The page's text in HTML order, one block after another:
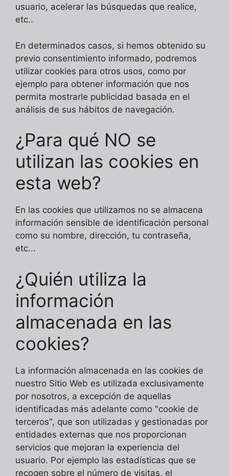
usuario, acelerar las búsquedas que realice,
etc..
En determinados casos, si hemos obtenido su
previo consentimiento informado, podremos
utilizar cookies para otros usos, como por
ejemplo para obtener información que nos
permita mostrarle publicidad basada en el
análisis de sus hábitos de navegación.
¿Para qué NO se
utilizan las cookies en
esta web?
En las cookies que utilizamos no se almacena
información sensible de identificación personal
como su nombre, dirección, tu contraseña,
etc...
¿Quién utiliza la
información
almacenada en las
cookies?
La información almacenada en las cookies de
nuestro Sitio Web es utilizada exclusivamente
por nosotros, a excepción de aquellas
identificadas más adelante como "cookie de
terceros", que son utilizadas y gestionadas por
entidades externas que nos proporcionan
servicios que mejoran la experiencia del
usuario. Por ejemplo las estadísticas que se
recogen sobre el número de visitas, el